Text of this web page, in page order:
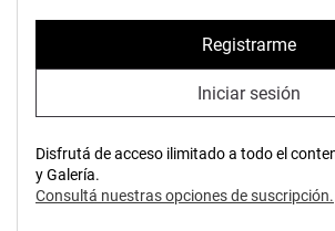
Registrarme
Iniciar sesión
Disfrutá de acceso ilimitado a todo el
y Galería.
Consultá nuestras opciones de suscripción.